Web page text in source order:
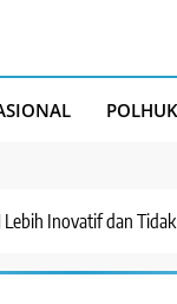
Inovatif dan